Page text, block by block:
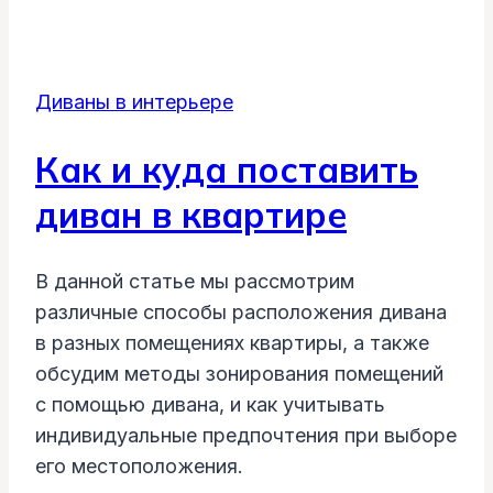
Диваны в интерьере
Как и куда поставить
диван в квартире
В данной статье мы рассмотрим
различные способы расположения дивана
в разных помещениях квартиры, а также
обсудим методы зонирования помещений
с помощью дивана, и как учитывать
индивидуальные предпочтения при выборе
его местоположения.